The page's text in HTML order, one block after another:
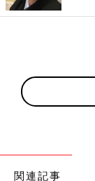
関連記事